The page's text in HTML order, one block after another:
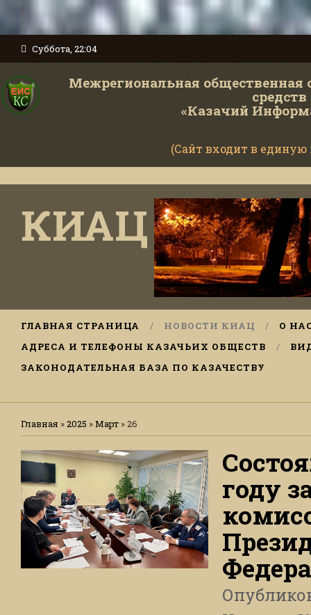
Суббота, 22:04
Межрегиональная общественная
«Казачий
(Сайт входит в
КИАЦ
ГЛАВНАЯ СТРАНИЦА НОВОСТИ КИАЦ
О
АДРЕСА И ТЕЛЕФОНЫ КАЗАЧЬИХ ОБЩЕСТВ
ЗАКОНОДАТЕЛЬНАЯ БАЗА ПО КАЗАЧЕСТВУ
Главная »2025 »Март »26
году